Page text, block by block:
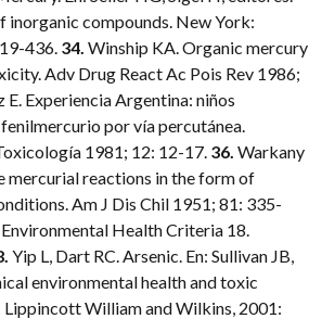
compounds. New York:
436. 34. Winship KA. Organic mercury
Adv Drug React Ac Pois Rev 1986;
E. Experiencia Argentina: niños
por vía percutánea.
1981; 12: 12-17. 36. Warkany
mercurial reactions in the form of
Am J Dis Chil 1951; 81: 335-
Health Criteria 18.
Yip L, Dart RC. Arsenic. En: Sullivan JB,
environmental health and toxic
Lippincott William and Wilkins, 2001: